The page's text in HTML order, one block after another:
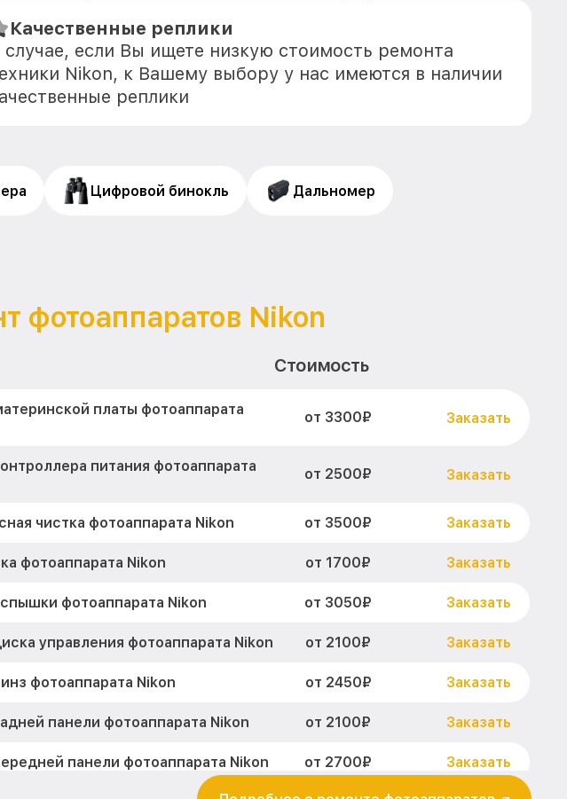
Качественные реплики
случае, если Вы ищете низкую стоимость ремонта
Nikon, к Вашему выбору у нас имеются в наличии
реплики
Цифровой бинокль Дальномер
фотоаппаратов Nikon
Стоимость
платы фотоаппарата
от 3300₽ Заказать
питания фотоаппарата
от 2500₽ Заказать
чистка фотоаппарата Nikon от 3500₽ Заказать
фотоаппарата Nikon от 1700₽ Заказать
фотоаппарата Nikon от 3050₽ Заказать
управления фотоаппарата Nikon от 2100₽ Заказать
фотоаппарата Nikon от 2450₽ Заказать
панели фотоаппарата Nikon от 2100₽ Заказать
панели фотоаппарата Nikon от 2700₽ Заказать